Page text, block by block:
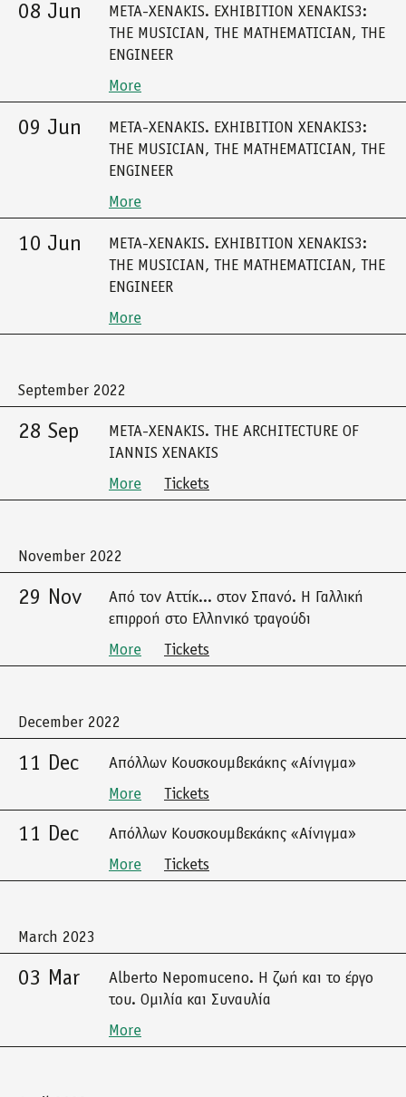
08 Jun
META-XENAKIS. EXHIBITION XENAKIS3:
THE MUSICIAN, THE MATHEMATICIAN, THE
ENGINEER
More
09 Jun
META-XENAKIS. EXHIBITION XENAKIS3:
THE MUSICIAN, THE MATHEMATICIAN, THE
ENGINEER
More
10 Jun
META-XENAKIS. EXHIBITION XENAKIS3:
THE MUSICIAN, THE MATHEMATICIAN, THE
ENGINEER
More
September 2022
28 Sep
META-XENAKIS. THE ARCHITECTURE OF
IANNIS XENAKIS
More
Tickets
November 2022
29 Nov
Από τον Αττίκ... στον Σπανό. Η Γαλλική
επιρροή στο Ελληνικό τραγούδι
More
Tickets
December 2022
11 Dec
Απόλλων Κουσκουμβεκάκης «Αίνιγμα»
More
Tickets
11 Dec
Απόλλων Κουσκουμβεκάκης «Αίνιγμα»
More
Tickets
March 2023
03 Mar
Alberto Nepomuceno. Η ζωή και το έργο
του. Ομιλία και Συναυλία
More